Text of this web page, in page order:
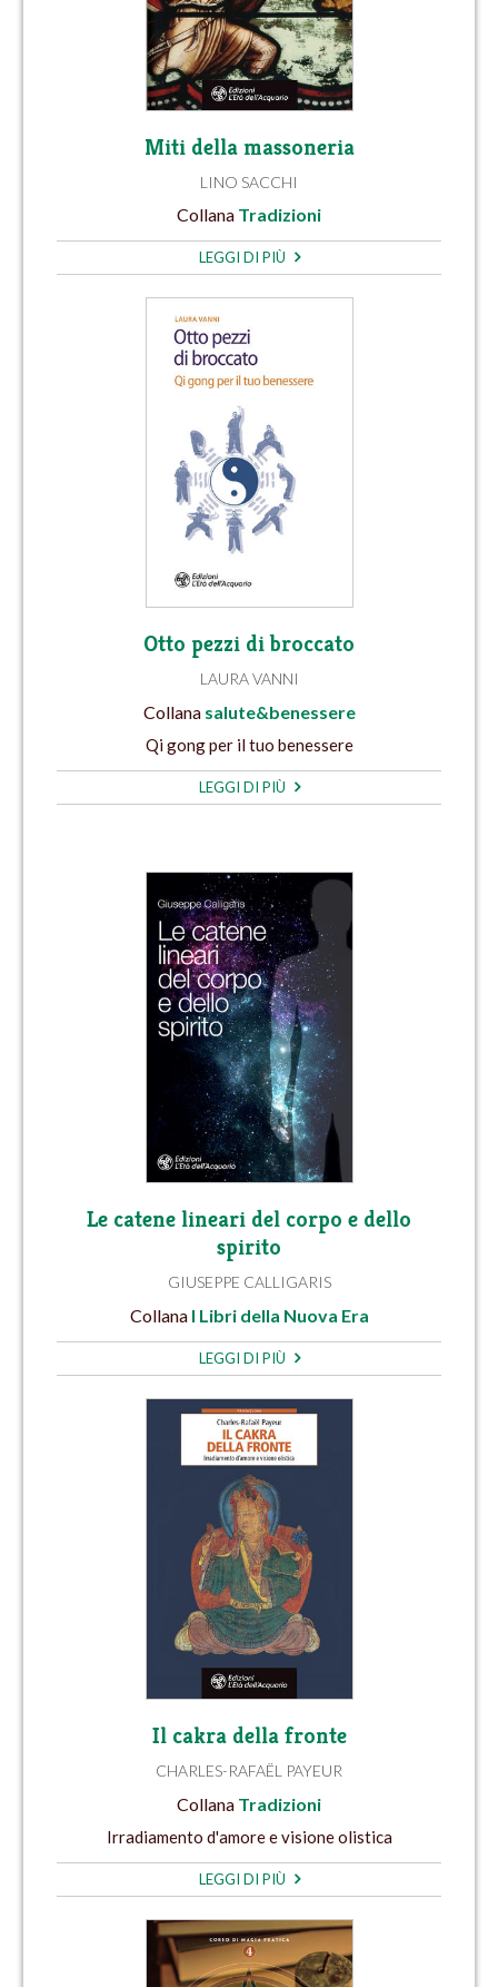
Miti della massoneria
LINO SACCHI
Collana Tradizioni
LEGGI DI PIÙ
Otto pezzi di broccato
LAURA VANNI
Collana salute&benessere
Qi gong per il tuo benessere
LEGGI DI PIÙ
Le catene lineari del corpo e dello
spirito
GIUSEPPE CALLIGARIS
Collana I Libri della Nuova Era
LEGGI DI PIÙ
Il cakra della fronte
CHARLES-RAFAËL PAYEUR
Collana Tradizioni
Irradiamento d'amore e visione olistica
LEGGI DI PIÙ